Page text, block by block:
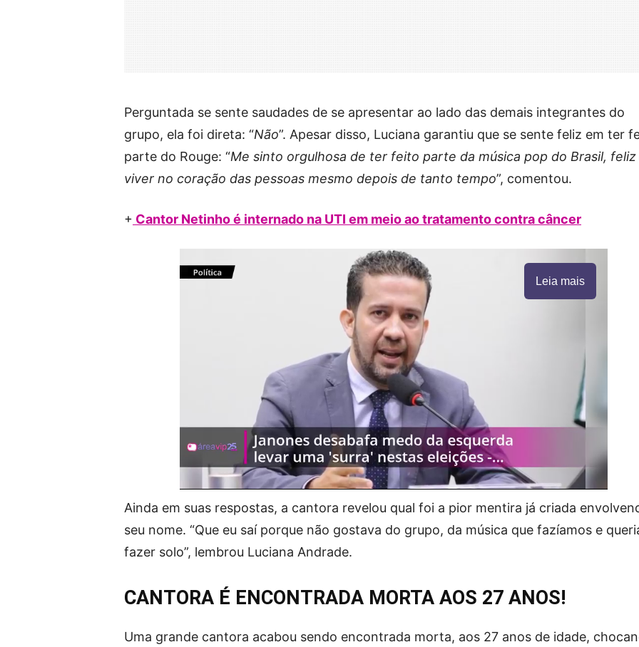
Perguntada se sente saudades de se apresentar ao lado das demais integrantes do
grupo, ela foi direta: “Não”. Apesar disso, Luciana garantiu que se sente feliz em ter
parte do Rouge: “Me sinto orgulhosa de ter feito parte da música pop do Brasil,
viver no coração das pessoas mesmo depois de tanto tempo”, comentou.
+ Cantor Netinho é internado na UTI em meio ao tratamento contra câncer
Leia mais
Ainda em suas respostas, a cantora revelou qual foi a pior mentira já criada
seu nome. “Que eu saí porque não gostava do grupo, da música que fazíamos e
fazer solo”, lembrou Luciana Andrade.
CANTORA É ENCONTRADA MORTA AOS 27 ANOS!
Uma grande cantora acabou sendo encontrada morta, aos 27 anos de idade,